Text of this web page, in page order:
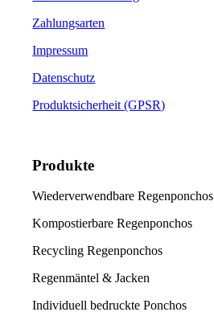
Zahlungsarten
Impressum
Datenschutz
Produktsicherheit (GPSR)
Produkte
Wiederverwendbare Regenponchos
Kompostierbare Regenponchos
Recycling Regenponchos
Regenmäntel & Jacken
Individuell bedruckte Ponchos